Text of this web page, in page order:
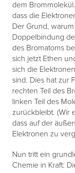
dem
dass die
Der Grund,
Doppelbindung
des Bromatoms
sich jetzt Ethen
sich die
sind. Dies hat zur
rechten Teil des
linken Teil des
zurückbleibt. (Wir
dass auf der
Elektronen zu
Nun tritt ein
Chemie in Kraft: